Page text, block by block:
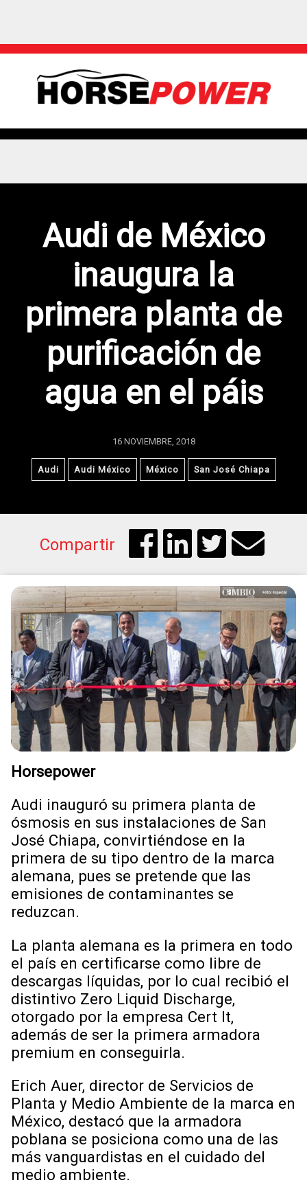
Audi de México
inaugura la
primera planta de
purificación de
agua en el páis
16 NOVIEMBRE, 2018
Audi Audi México México San José Chiapa
Compartir
Horsepower
Audi inauguró su primera planta de
ósmosis en sus instalaciones de San
José Chiapa, convirtiéndose en la
primera de su tipo dentro de la marca
alemana, pues se pretende que las
emisiones de contaminantes se
reduzcan.
La planta alemana es la primera en todo
el país en certificarse como libre de
descargas líquidas, por lo cual recibió el
distintivo Zero Liquid Discharge,
otorgado por la empresa Cert It,
además de ser la primera armadora
premium en conseguirla.
Erich Auer, director de Servicios de
Planta y Medio Ambiente de la marca en
México, destacó que la armadora
poblana se posiciona como una de las
más vanguardistas en el cuidado del
medio ambiente.